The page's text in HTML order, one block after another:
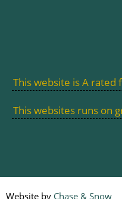
This website is A
This websites runs on
Website by Chase & Snow